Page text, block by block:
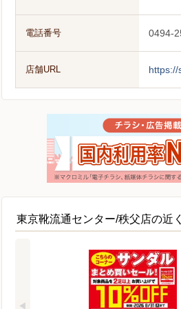
電話番号 0494-
店舗URL
東京靴流通センター/秩父店の近